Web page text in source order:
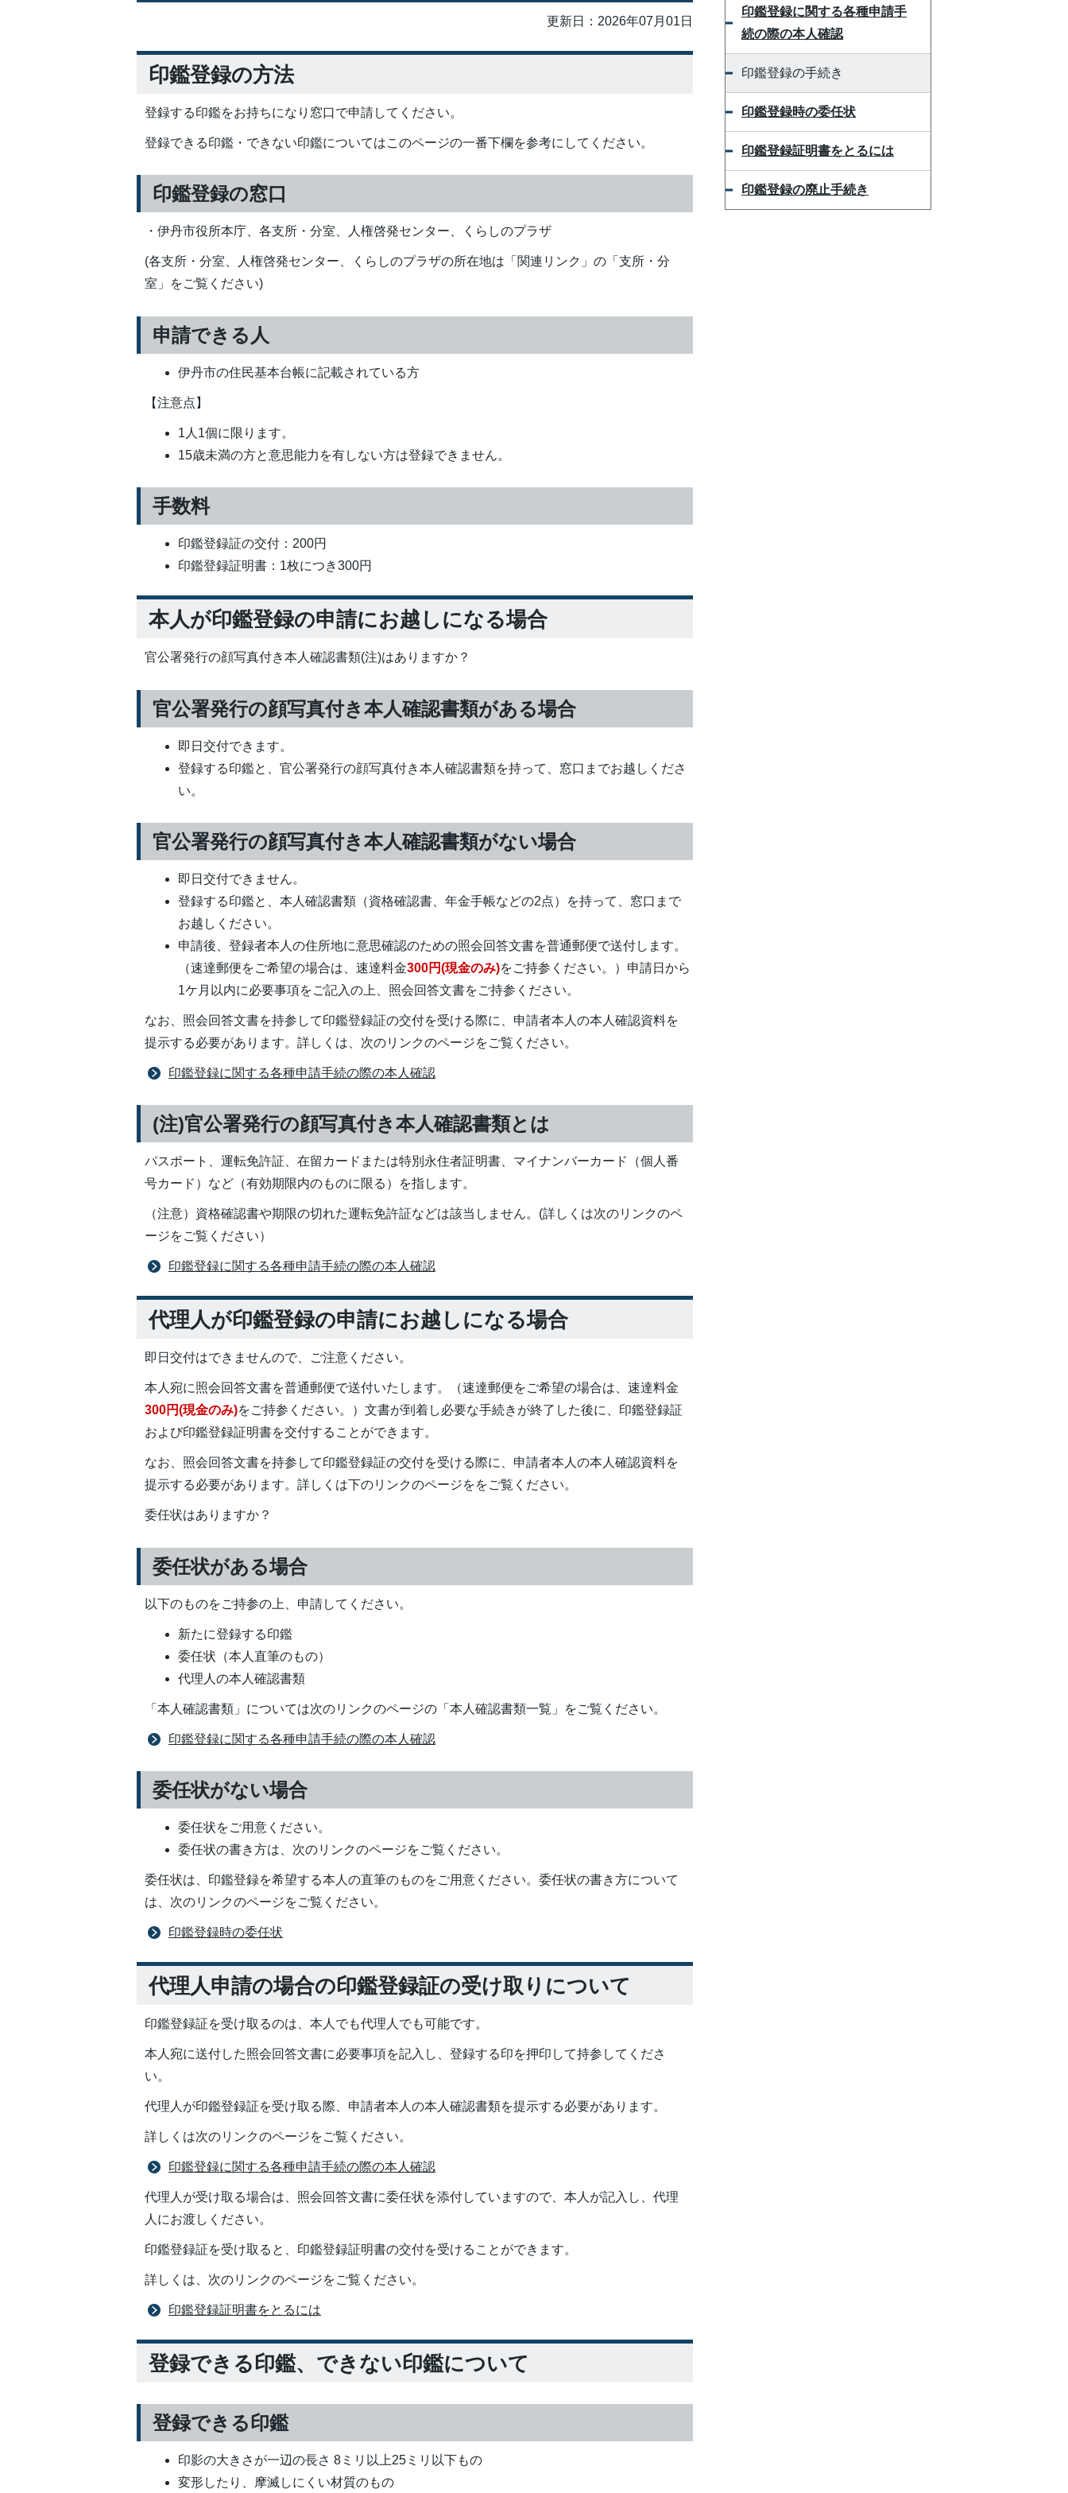
更新日：2026年07月01日
印鑑登録の方法
登録する印鑑をお持ちになり窓口で申請してください。
登録できる印鑑・できない印鑑についてはこのページの一番下欄を参考にしてください。
印鑑登録の窓口
・伊丹市役所本庁、各支所・分室、人権啓発センター、くらしのプラザ
(各支所・分室、人権啓発センター、くらしのプラザの所在地は「関連リンク」の「支所・分
室」をご覧ください)
申請できる人
伊丹市の住民基本台帳に記載されている方
【注意点】
1人1個に限ります。
15歳未満の方と意思能力を有しない方は登録できません。
手数料
印鑑登録証の交付：200円
印鑑登録証明書：1枚につき300円
本人が印鑑登録の申請にお越しになる場合
官公署発行の顔写真付き本人確認書類(注)はありますか？
官公署発行の顔写真付き本人確認書類がある場合
即日交付できます。
登録する印鑑と、官公署発行の顔写真付き本人確認書類を持って、窓口までお越しくださ
い。
官公署発行の顔写真付き本人確認書類がない場合
即日交付できません。
登録する印鑑と、本人確認書類（資格確認書、年金手帳などの2点）を持って、窓口まで
お越しください。
申請後、登録者本人の住所地に意思確認のための照会回答文書を普通郵便で送付します。
（速達郵便をご希望の場合は、速達料金300円(現金のみ)をご持参ください。）申請日から
1ケ月以内に必要事項をご記入の上、照会回答文書をご持参ください。
なお、照会回答文書を持参して印鑑登録証の交付を受ける際に、申請者本人の本人確認資料を
提示する必要があります。詳しくは、次のリンクのページをご覧ください。
印鑑登録に関する各種申請手続の際の本人確認
(注)官公署発行の顔写真付き本人確認書類とは
パスポート、運転免許証、在留カードまたは特別永住者証明書、マイナンバーカード（個人番
号カード）など（有効期限内のものに限る）を指します。
（注意）資格確認書や期限の切れた運転免許証などは該当しません。(詳しくは次のリンクのペ
ージをご覧ください）
印鑑登録に関する各種申請手続の際の本人確認
代理人が印鑑登録の申請にお越しになる場合
即日交付はできませんので、ご注意ください。
本人宛に照会回答文書を普通郵便で送付いたします。（速達郵便をご希望の場合は、速達料金
300円(現金のみ)をご持参ください。）文書が到着し必要な手続きが終了した後に、印鑑登録証
および印鑑登録証明書を交付することができます。
なお、照会回答文書を持参して印鑑登録証の交付を受ける際に、申請者本人の本人確認資料を
提示する必要があります。詳しくは下のリンクのページををご覧ください。
委任状はありますか？
委任状がある場合
以下のものをご持参の上、申請してください。
新たに登録する印鑑
委任状（本人直筆のもの）
代理人の本人確認書類
「本人確認書類」については次のリンクのページの「本人確認書類一覧」をご覧ください。
印鑑登録に関する各種申請手続の際の本人確認
委任状がない場合
委任状をご用意ください。
委任状の書き方は、次のリンクのページをご覧ください。
委任状は、印鑑登録を希望する本人の直筆のものをご用意ください。委任状の書き方について
は、次のリンクのページをご覧ください。
印鑑登録時の委任状
代理人申請の場合の印鑑登録証の受け取りについて
印鑑登録証を受け取るのは、本人でも代理人でも可能です。
本人宛に送付した照会回答文書に必要事項を記入し、登録する印を押印して持参してくださ
い。
代理人が印鑑登録証を受け取る際、申請者本人の本人確認書類を提示する必要があります。
詳しくは次のリンクのページをご覧ください。
印鑑登録に関する各種申請手続の際の本人確認
代理人が受け取る場合は、照会回答文書に委任状を添付していますので、本人が記入し、代理
人にお渡しください。
印鑑登録証を受け取ると、印鑑登録証明書の交付を受けることができます。
詳しくは、次のリンクのページをご覧ください。
印鑑登録証明書をとるには
登録できる印鑑、できない印鑑について
登録できる印鑑
印影の大きさが一辺の長さ 8ミリ以上25ミリ以下もの
変形したり、摩滅しにくい材質のもの
印鑑登録に関する各種申請手
続の際の本人確認
印鑑登録の手続き
印鑑登録時の委任状
印鑑登録証明書をとるには
印鑑登録の廃止手続き